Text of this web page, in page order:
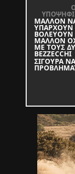
ΜΑΛΛΟΝ
ΥΠΑΡΧΟΥΝ
ΒΟΛΕΥΟΥΝ
ΜΑΛΛΟΝ
ΜΕ ΤΟΥΣ
BEZZECCHI
ΣΙΓΟΥΡΑ